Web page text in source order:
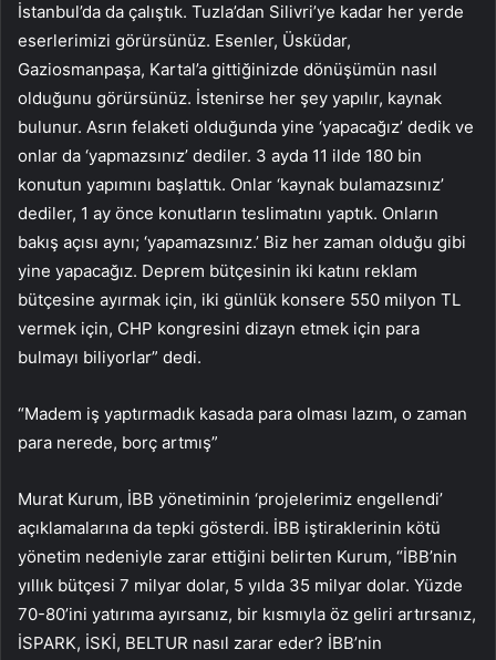
İstanbul’da da çalıştık. Tuzla’dan Silivri’ye kadar her yerde
eserlerimizi görürsünüz. Esenler, Üsküdar,
Gaziosmanpaşa, Kartal’a gittiğinizde dönüşümün nasıl
olduğunu görürsünüz. İstenirse her şey yapılır, kaynak
bulunur. Asrın felaketi olduğunda yine ‘yapacağız’ dedik ve
onlar da ‘yapmazsınız’ dediler. 3 ayda 11 ilde 180 bin
konutun yapımını başlattık. Onlar ‘kaynak bulamazsınız’
dediler, 1 ay önce konutların teslimatını yaptık. Onların
bakış açısı aynı; ‘yapamazsınız.’ Biz her zaman olduğu gibi
yine yapacağız. Deprem bütçesinin iki katını reklam
bütçesine ayırmak için, iki günlük konsere 550 milyon TL
vermek için, CHP kongresini dizayn etmek için para
bulmayı biliyorlar” dedi.
“Madem iş yaptırmadık kasada para olması lazım, o zaman
para nerede, borç artmış”
Murat Kurum, İBB yönetiminin ‘projelerimiz engellendi’
açıklamalarına da tepki gösterdi. İBB iştiraklerinin kötü
yönetim nedeniyle zarar ettiğini belirten Kurum, “İBB’nin
yıllık bütçesi 7 milyar dolar, 5 yılda 35 milyar dolar. Yüzde
70-80’ini yatırıma ayırsanız, bir kısmıyla öz geliri artırsanız,
İSPARK, İSKİ, BELTUR nasıl zarar eder? İBB’nin